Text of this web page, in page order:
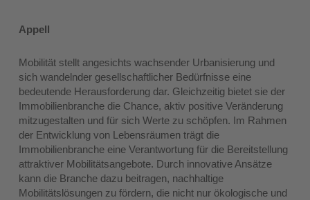
Appell
Mobilität stellt angesichts wachsender Urbanisierung und
sich wandelnder gesellschaftlicher Bedürfnisse eine
bedeutende Herausforderung dar. Gleichzeitig bietet sie der
Immobilienbranche die Chance, aktiv positive Veränderung
mitzugestalten und für sich Werte zu schöpfen. Im Rahmen
der Entwicklung von Lebensräumen trägt die
Immobilienbranche eine Verantwortung für die Bereitstellung
attraktiver Mobilitätsangebote. Durch innovative Ansätze
kann die Branche dazu beitragen, nachhaltige
Mobilitätslösungen zu fördern, die nicht nur ökologische und